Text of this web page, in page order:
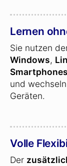
Lernen
Sie nutzen
Windows,
Smartphones
und
Geräten.
Volle
Der